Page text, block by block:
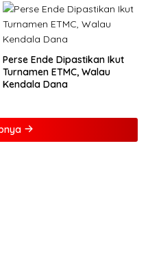
Perse Ende Dipastikan Ikut
Turnamen ETMC, Walau
Kendala Dana